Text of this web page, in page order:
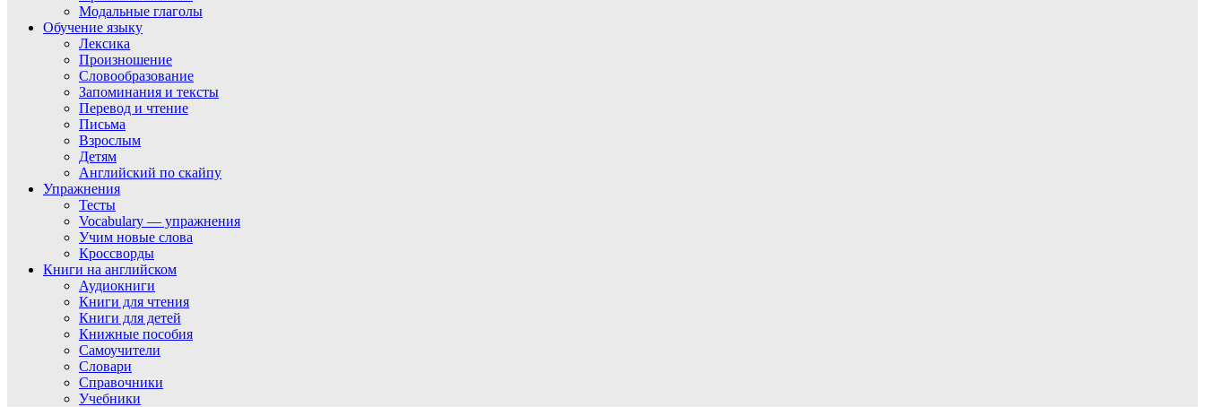
Модальные глаголы
Обучение языку
Лексика
Произношение
Словообразование
Запоминания и тексты
Перевод и чтение
Письма
Взрослым
Детям
Английский по скайпу
Упражнения
Тесты
Vocabulary — упражнения
Учим новые слова
Кроссворды
Книги на английском
Аудиокниги
Книги для чтения
Книги для детей
Книжные пособия
Самоучители
Словари
Справочники
Учебники